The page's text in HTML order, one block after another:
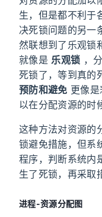
生，但是都不利于
决死锁问题的另一
然联想到了乐观锁
就像是 乐观锁 ，
死锁了，等到真的
预防和避免 更像
以在分配资源的时
这种方法对资源的
锁避免措施，但系
程序，判断系统内
生了死锁，再采取
进程-资源分配图